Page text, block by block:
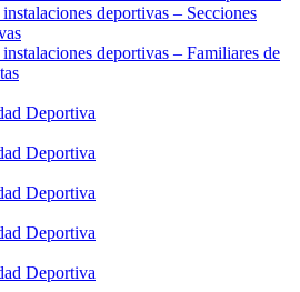
deportivas – Secciones
deportivas – Familiares de
Deportiva
Deportiva
Deportiva
Deportiva
Deportiva